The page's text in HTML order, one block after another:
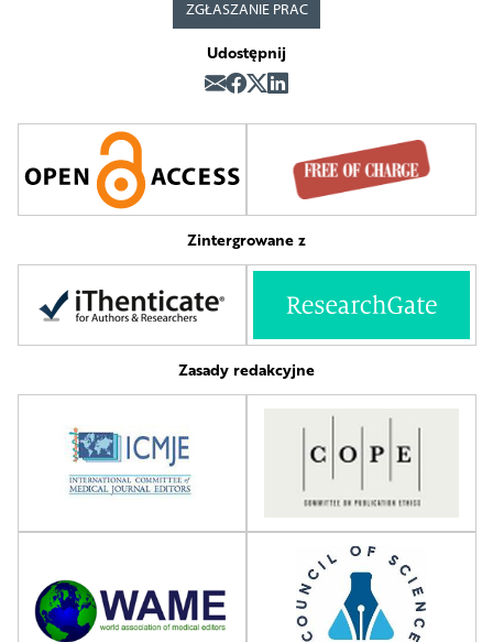
ZGŁASZANIE PRAC
Udostępnij
Zintergrowane z
Zasady redakcyjne